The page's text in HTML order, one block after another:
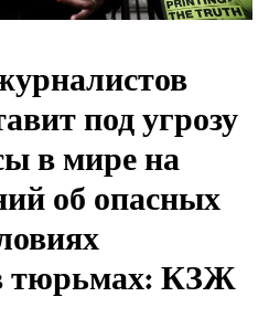
под угрозу
в мире на
об опасных
тюрьмах: КЗЖ